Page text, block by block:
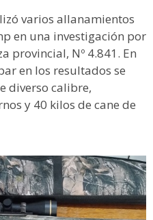
varios allanamientos
en una investigación por
provincial, Nº 4.841. En
en los resultados se
diverso calibre,
y 40 kilos de cane de